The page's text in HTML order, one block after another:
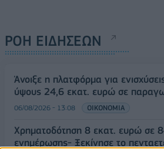
ΡΟΗ ΕΙΔΗΣΕΩΝ
Άνοιξε η πλατφόρμα για
ύψους 24,6 εκατ. ευρώ σε
06/08/2026 - 13:08 ΟΙΚΟΝΟΜΙΑ
Χρηματοδότηση 8 εκατ. ευρώ σε
ενημέρωσης- Ξεκίνησε το